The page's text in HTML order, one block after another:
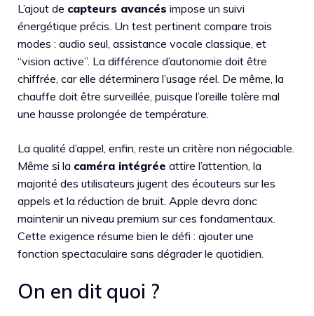
L’ajout de capteurs avancés impose un suivi
énergétique précis. Un test pertinent compare trois
modes : audio seul, assistance vocale classique, et
“vision active”. La différence d’autonomie doit être
chiffrée, car elle déterminera l’usage réel. De même, la
chauffe doit être surveillée, puisque l’oreille tolère mal
une hausse prolongée de température.
La qualité d’appel, enfin, reste un critère non négociable.
Même si la caméra intégrée attire l’attention, la
majorité des utilisateurs jugent des écouteurs sur les
appels et la réduction de bruit. Apple devra donc
maintenir un niveau premium sur ces fondamentaux.
Cette exigence résume bien le défi : ajouter une
fonction spectaculaire sans dégrader le quotidien.
On en dit quoi ?